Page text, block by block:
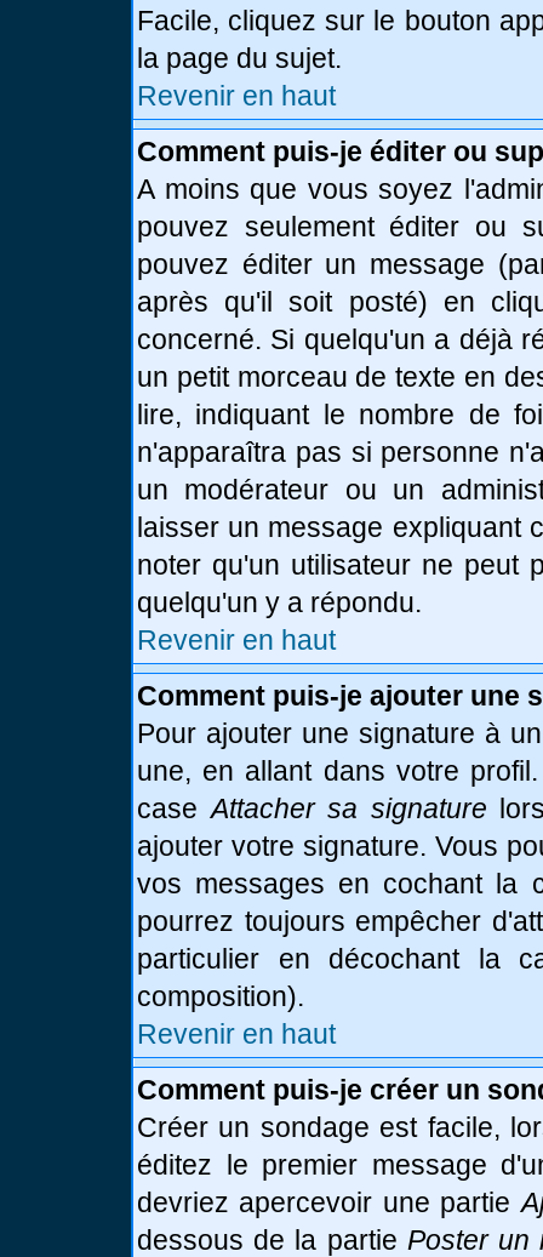
Facile, cliquez sur le bouton
la page du sujet.
Revenir en haut
Comment puis-je éditer ou
A moins que vous soyez
pouvez seulement éditer ou
pouvez éditer un message
après qu'il soit posté) en
concerné. Si quelqu'un a déjà
un petit morceau de texte en
lire, indiquant le nombre de
n'apparaîtra pas si personne
un modérateur ou un
laisser un message expliquant
noter qu'un utilisateur ne peut
quelqu'un y a répondu.
Revenir en haut
Comment puis-je ajouter une
Pour ajouter une signature à
une, en allant dans votre
caseAttacher sa signature
ajouter votre signature. Vous
vos messages en cochant la
pourrez toujours empêcher
particulier en décochant la
composition).
Revenir en haut
Comment puis-je créer un
Créer un sondage est facile,
éditez le premier message
devriez apercevoir une partie
dessous de la partie Poster un